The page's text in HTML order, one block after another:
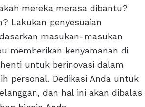
mereka merasa dibantu?
Lakukan penyesuaian
masukan-masukan
memberikan kenyamanan di
untuk berinovasi dalam
personal. Dedikasi Anda untuk
dan hal ini akan dibalas